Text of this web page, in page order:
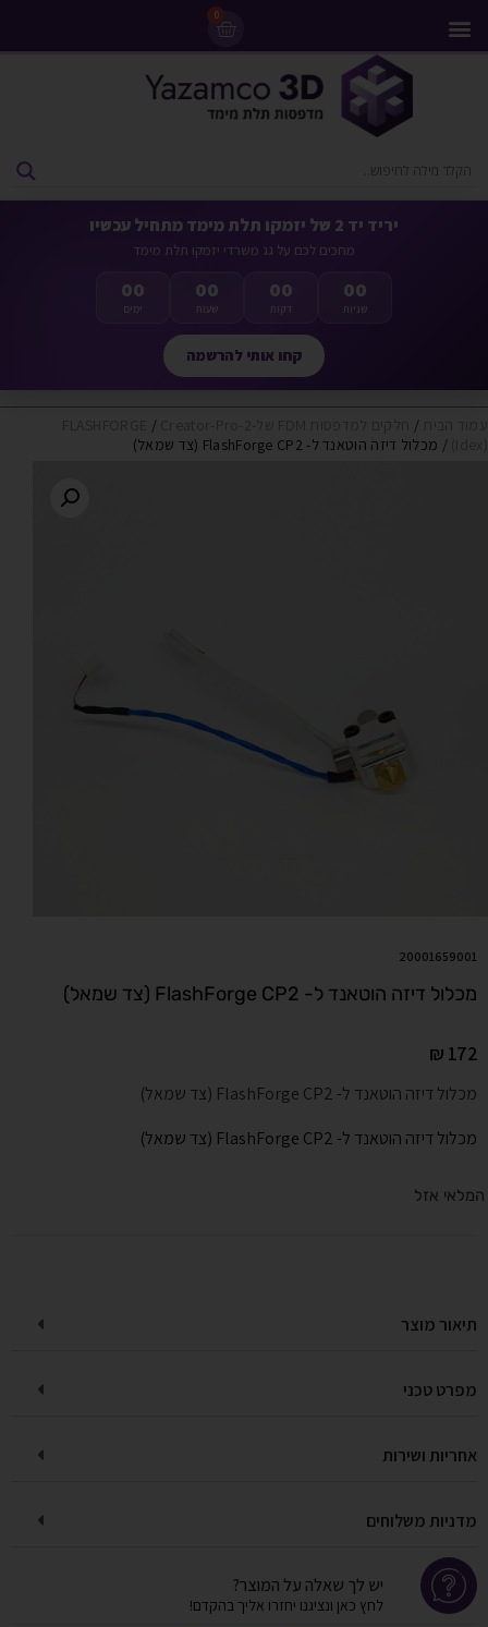
0
יריד יד 2 של יזמקו תלת מימד מתחיל עכשיו
מחכים לכם על גג משרדי יזמקו תלת מימד
00
ימים
00
שעות
00
דקות
00
שניות
קחו אותי להרשמה
/
/
/ מכלול דיזה הוטאנד ל- FlashForge CP2 (צד שמאל)
20001659001
מכלול דיזה הוטאנד ל- FlashForge CP2 (צד שמאל)
₪ 172
מכלול דיזה הוטאנד ל- FlashForge CP2 (צד שמאל)
מכלול דיזה הוטאנד ל- FlashForge CP2 (צד שמאל)
המלאי אזל
תיאור מוצר
מפרט טכני
אחריות ושירות
מדניות משלוחים
יש לך שאלה על המוצר?
לחץ כאן ונציגנו יחזרו אליך בהקדם!